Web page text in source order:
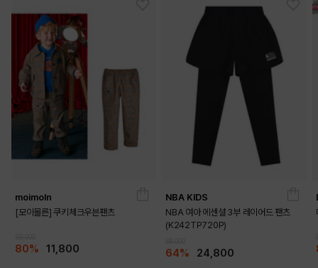
moimoln
[모이몰른] 쿠키체크우븐팬츠
80% 11,800
NBA KIDS
NBA 여아 에센셜 3부 레이어드 팬츠
(K242TP720P)
64% 24,800